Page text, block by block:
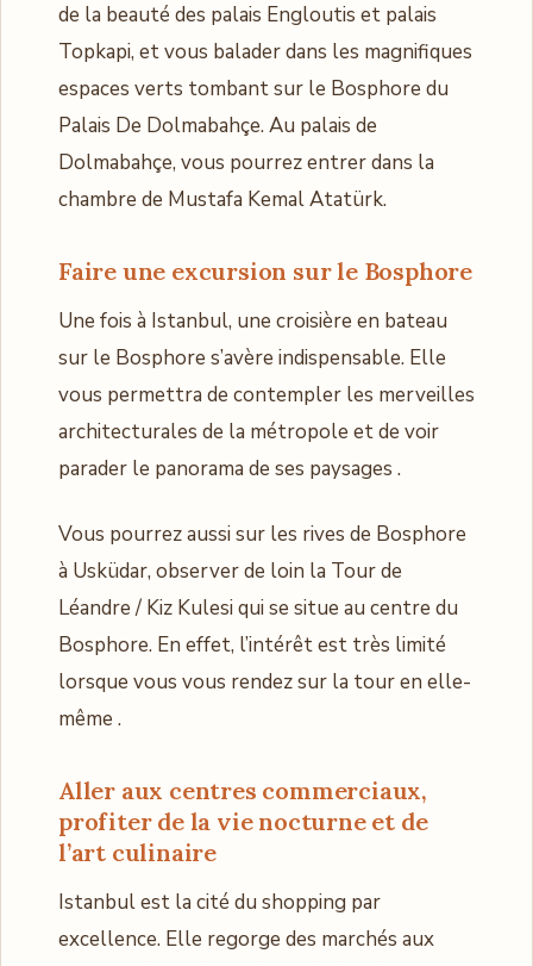
de la beauté des palais Engloutis et palais
Topkapi, et vous balader dans les magnifiques
espaces verts tombant sur le Bosphore du
Palais De Dolmabahçe. Au palais de
Dolmabahçe, vous pourrez entrer dans la
chambre de Mustafa Kemal Atatürk.
Faire une excursion sur le Bosphore
Une fois à Istanbul, une croisière en bateau
sur le Bosphore s’avère indispensable. Elle
vous permettra de contempler les merveilles
architecturales de la métropole et de voir
parader le panorama de ses paysages .
Vous pourrez aussi sur les rives de Bosphore
à Usküdar, observer de loin la Tour de
Léandre / Kiz Kulesi qui se situe au centre du
Bosphore. En effet, l’intérêt est très limité
lorsque vous vous rendez sur la tour en elle-
même .
Aller aux centres commerciaux,
profiter de la vie nocturne et de
l’art culinaire
Istanbul est la cité du shopping par
excellence. Elle regorge des marchés aux